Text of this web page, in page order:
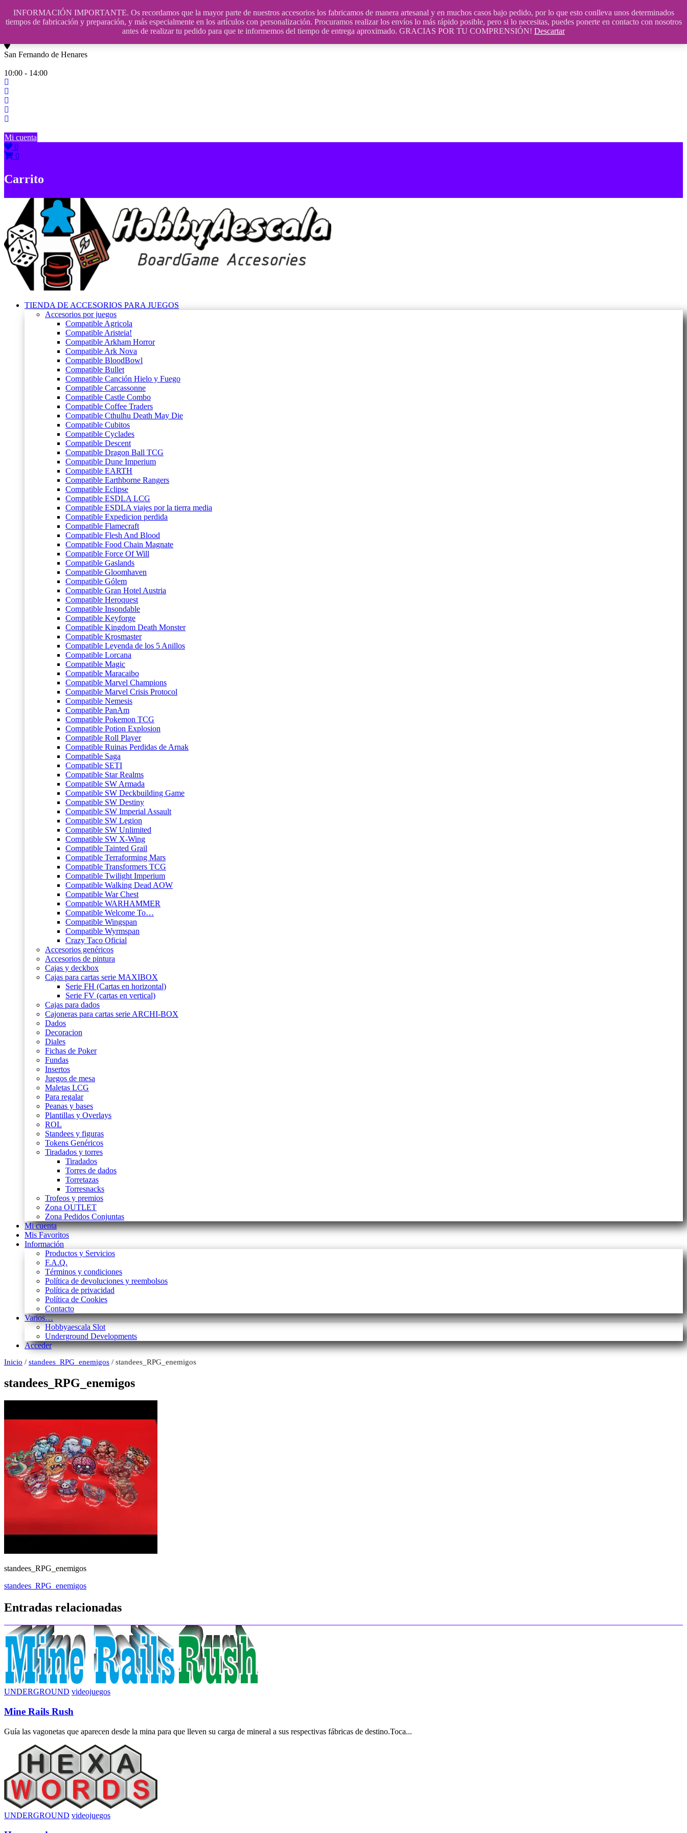
INFORMACIÓN IMPORTANTE. Os recordamos que la mayor parte de nuestros accesorios los fabricamos de manera artesanal y en muchos casos bajo pedido, por lo que esto conlleva unos determinados
tiempos de fabricación y preparación, y más especialmente en los artículos con personalización. Procuramos realizar los envíos lo más rápido posible, pero si lo necesitas, puedes ponerte en contacto con nosotros
antes de realizar tu pedido para que te informemos del tiempo de entrega aproximado. GRACIAS POR TU COMPRENSIÓN! Descartar
Saltar
contenido
609241475 SOLO DE 10:00 a 14:00
San Fernando de Henares
10:00 - 14:00
Mi cuenta
0
0
Carrito
TIENDA DE ACCESORIOS PARA JUEGOS
Accesorios por juegos
Compatible Agricola
Compatible Aristeia!
Compatible Arkham Horror
Compatible Ark Nova
Compatible BloodBowl
Compatible Bullet
Compatible Canción Hielo y Fuego
Compatible Carcassonne
Compatible Castle Combo
Compatible Coffee Traders
Compatible Cthulhu Death May Die
Compatible Cubitos
Compatible Cyclades
Compatible Descent
Compatible Dragon Ball TCG
Compatible Dune Imperium
Compatible EARTH
Compatible Earthborne Rangers
Compatible Eclipse
Compatible ESDLA LCG
Compatible ESDLA viajes por la tierra media
Compatible Expedicion perdida
Compatible Flamecraft
Compatible Flesh And Blood
Compatible Food Chain Magnate
Compatible Force Of Will
Compatible Gaslands
Compatible Gloomhaven
Compatible Gólem
Compatible Gran Hotel Austria
Compatible Heroquest
Compatible Insondable
Compatible Keyforge
Compatible Kingdom Death Monster
Compatible Krosmaster
Compatible Leyenda de los 5 Anillos
Compatible Lorcana
Compatible Magic
Compatible Maracaibo
Compatible Marvel Champions
Compatible Marvel Crisis Protocol
Compatible Nemesis
Compatible PanAm
Compatible Pokemon TCG
Compatible Potion Explosion
Compatible Roll Player
Compatible Ruinas Perdidas de Arnak
Compatible Saga
Compatible SETI
Compatible Star Realms
Compatible SW Armada
Compatible SW Deckbuilding Game
Compatible SW Destiny
Compatible SW Imperial Assault
Compatible SW Legion
Compatible SW Unlimited
Compatible SW X-Wing
Compatible Tainted Grail
Compatible Terraforming Mars
Compatible Transformers TCG
Compatible Twilight Imperium
Compatible Walking Dead AOW
Compatible War Chest
Compatible WARHAMMER
Compatible Welcome To…
Compatible Wingspan
Compatible Wyrmspan
Crazy Taco Oficial
Accesorios genéricos
Accesorios de pintura
Cajas y deckbox
Cajas para cartas serie MAXIBOX
Serie FH (Cartas en horizontal)
Serie FV (cartas en vertical)
Cajas para dados
Cajoneras para cartas serie ARCHI-BOX
Dados
Decoracion
Diales
Fichas de Poker
Fundas
Insertos
Juegos de mesa
Maletas LCG
Para regalar
Peanas y bases
Plantillas y Overlays
ROL
Standees y figuras
Tokens Genéricos
Tiradados y torres
Tiradados
Torres de dados
Torretazas
Torresnacks
Trofeos y premios
Zona OUTLET
Zona Pedidos Conjuntas
Mi cuenta
Mis Favoritos
Información
Productos y Servicios
F.A.Q.
Términos y condiciones
Política de devoluciones y reembolsos
Política de privacidad
Política de Cookies
Contacto
Varios…
Hobbyaescala Slot
Underground Developments
Acceder
Inicio / standees_RPG_enemigos / standees_RPG_enemigos
standees_RPG_enemigos
standees_RPG_enemigos
Navegación
de
entradas
standees_RPG_enemigos
Entradas relacionadas
UNDERGROUND videojuegos
Mine Rails Rush
Guía las vagonetas que aparecen desde la mina para que lleven su carga de mineral a sus respectivas fábricas de destino.Toca...
UNDERGROUND videojuegos